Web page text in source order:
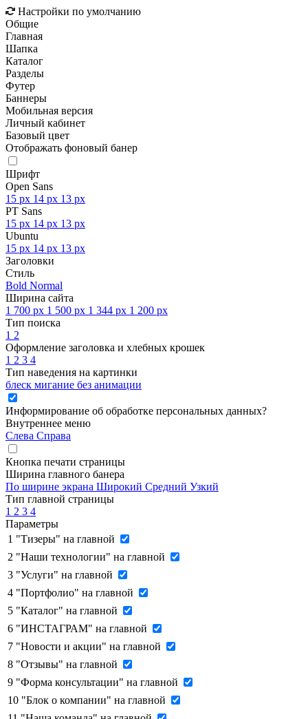
Настройки по умолчанию
Общие
Главная
Шапка
Каталог
Разделы
Футер
Баннеры
Мобильная версия
Личный кабинет
Базовый цвет
Отображать фоновый банер
Шрифт
Open Sans
15 px 14 px 13 px
PT Sans
15 px 14 px 13 px
Ubuntu
15 px 14 px 13 px
Заголовки
Стиль
Bold Normal
Ширина сайта
1 700 px 1 500 px 1 344 px 1 200 px
Тип поиска
1 2
Оформление заголовка и хлебных крошек
1 2 3 4
Тип наведения на картинки
блеск мигание без анимации
Информирование об обработке персональных данных?
Внутреннее меню
Слева Справа
Кнопка печати страницы
Ширина главного банера
По ширине экрана Широкий Средний Узкий
Тип главной страницы
1 2 3 4
Параметры
1 "Тизеры" на главной
2 "Наши технологии" на главной
3 "Услуги" на главной
4 "Портфолио" на главной
5 "Каталог" на главной
6 "ИНСТАГРАМ" на главной
7 "Новости и акции" на главной
8 "Отзывы" на главной
9 "Форма консультации" на главной
10 "Блок о компании" на главной